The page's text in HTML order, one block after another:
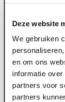
Deze website
We gebruiken
en om ons
informatie
partners voor
partners
met T-stand).
ervoor om
hoortoestel.
voorstelling.
ontvangt
ticket kun je
ringleiding